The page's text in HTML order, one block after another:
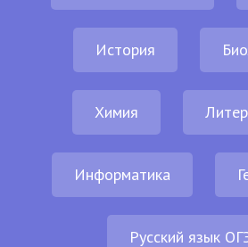
История
Химия
Информатика
Русский язык